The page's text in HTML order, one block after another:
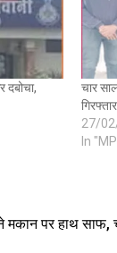
दबोचा,
चार
गिरफ्तार
27/
In
मकान पर हाथ साफ,